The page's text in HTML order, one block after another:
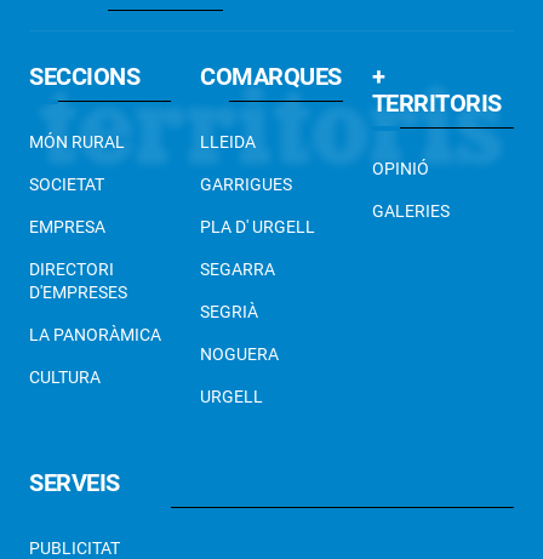
SECCIONS
MÓN RURAL
SOCIETAT
EMPRESA
DIRECTORI
D'EMPRESES
LA PANORÀMICA
CULTURA
COMARQUES
LLEIDA
GARRIGUES
PLA D' URGELL
SEGARRA
SEGRIÀ
NOGUERA
URGELL
+
TERRITORIS
OPINIÓ
GALERIES
SERVEIS
PUBLICITAT